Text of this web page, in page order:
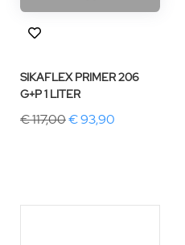
SIKAFLEX PRIMER 206
G+P 1 LITER
€ 117,00€ 93,90